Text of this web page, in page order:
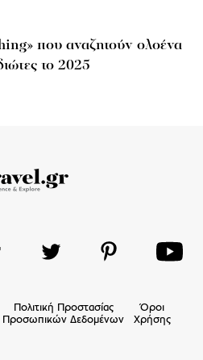
που αναζητούν ολοένα
το 2025
Πολιτική Προστασίας
Προσωπικών Δεδομένων
Όροι
Χρήσης